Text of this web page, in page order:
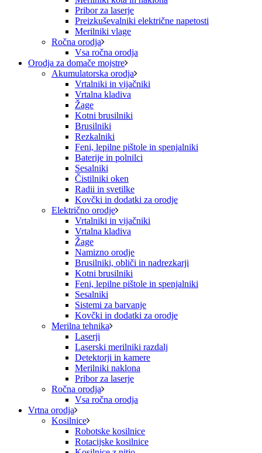
Pribor za laserje
Preizkuševalniki električne napetosti
Merilniki vlage
Ročna orodja
Vsa ročna orodja
Orodja za domače mojstre
Akumulatorska orodja
Vrtalniki in vijačniki
Vrtalna kladiva
Žage
Kotni brusilniki
Brusilniki
Rezkalniki
Feni, lepilne pištole in spenjalniki
Baterije in polnilci
Sesalniki
Čistilniki oken
Radii in svetilke
Kovčki in dodatki za orodje
Električno orodje
Vrtalniki in vijačniki
Vrtalna kladiva
Žage
Namizno orodje
Brusilniki, obliči in nadrezkarji
Kotni brusilniki
Feni, lepilne pištole in spenjalniki
Sesalniki
Sistemi za barvanje
Kovčki in dodatki za orodje
Merilna tehnika
Laserji
Laserski merilniki razdalj
Detektorji in kamere
Merilniki naklona
Pribor za laserje
Ročna orodja
Vsa ročna orodja
Vrtna orodja
Kosilnice
Robotske kosilnice
Rotacijske kosilnice